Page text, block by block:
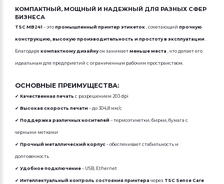
КОМПАКТНЫЙ, МОЩНЫЙ И НАДЕЖНЫЙ ДЛЯ РАЗНЫХ СФЕР
БИЗНЕСА
TSC MB241 – это промышленный принтер этикеток , сочетающий прочную
конструкцию, высокую производительность и простоту в эксплуатации .
Благодаря компактному дизайнуон занимает меньше места , что делает его
идеальным для предприятий с ограниченным рабочим пространством.
ОСНОВНЫЕ ПРЕИМУЩЕСТВА:
✔ Качественная печать с разрешением 203 dpi
✔ Высокая скорость печати – до 304,8 мм/с
✔ Поддержка различных носителей – термоэтикетки, бирки, бумага с
черными метками
✔ Прочный металлический корпус – обеспечивает стабильность и
долговечность
✔ Удобное подключение – USB, Ethernet
✔ Интеллектуальный контроль состояния принтера через TSC Sense Care